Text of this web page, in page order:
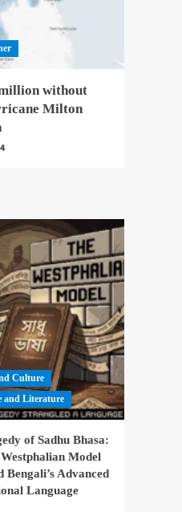
without
Milton
Culture
and Literature
of Sadhu Bhasa:
Model
Bengali’s Advanced
Language